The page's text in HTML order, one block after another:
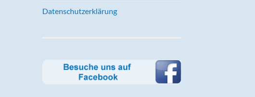
Datenschutzerklärung